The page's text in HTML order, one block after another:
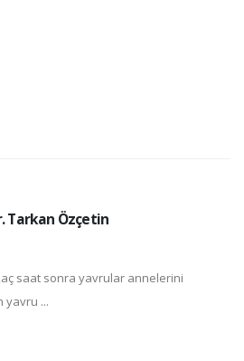
Tarkan Özçetin
saat sonra yavrular annelerini
yavru ...